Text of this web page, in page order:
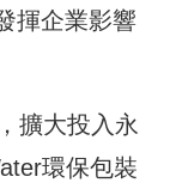
揮企業影響
擴大投入永
環保包裝